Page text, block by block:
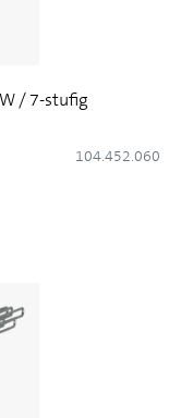
/ 7-stufig
104.452.060